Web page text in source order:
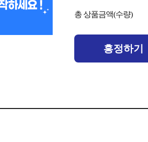
총 상품금액(수량)
흥정하기